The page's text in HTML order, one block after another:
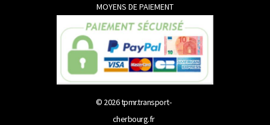
MOYENS DE PAIEMENT
© 2026tpmr.transport-
cherbourg.fr